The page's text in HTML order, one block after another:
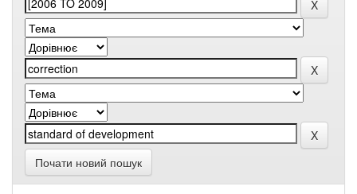
Почати новий пошук